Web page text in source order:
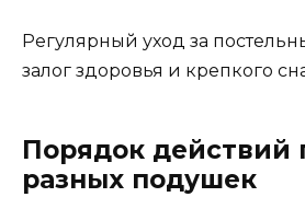
Регулярный уход за
залог здоровья и крепкого
Порядок действий
разных подушек